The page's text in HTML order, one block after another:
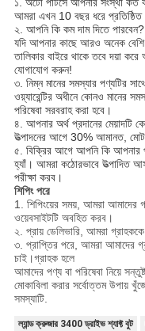
আমরা এখন 10 বছর ধরে প্রতিষ্ঠিত
২. আপনি কি কম দাম দিতে পারবেন?
যদি আপনার কাছে আরও অনেক বেশি
তালিকার বাইরে থাকে তবে দয়া
যোগাযোগ করুন!
৩. নিম্ন মানের সমস্যার পণ্যটির
ওয়্যারেন্টির অধীনে কোনও মানের
পরিষেবা সরবরাহ করা হবে।
৪. আপনার অর্থ প্রদানের মেয়াদটি
উত্পাদনের আগে 30% আমানত,
৫. বিক্রির আগে আপনি কি আপনার
হ্যাঁ। আমরা কঠোরভাবে উত্পাদিত
পরীক্ষা করব।
শিপিং পরে
1. শিপিংয়ের সময়, আমরা আমাদের
ওয়েবসাইটটি অবহিত করব।
২. প্রায় ডেলিভারি, আমরা
৩. প্রাপ্তির পরে, আমরা আমাদের
চাই।গ্রাহক হলে
আমাদের পণ্য বা পরিষেবা নিয়ে
মোকাবিলা করার সর্বোত্তম উপায়
সমস্যাটি.
ল্যান্ড ক্রুজার 3400 ড্রাইভ শ্যাফ্ট বুট